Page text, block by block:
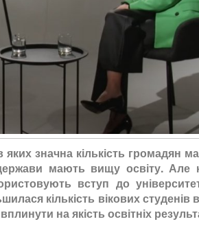
яких значна кількість громадян
мають вищу освіту. Але
вступ до
кількість вікових
на якість освітніх